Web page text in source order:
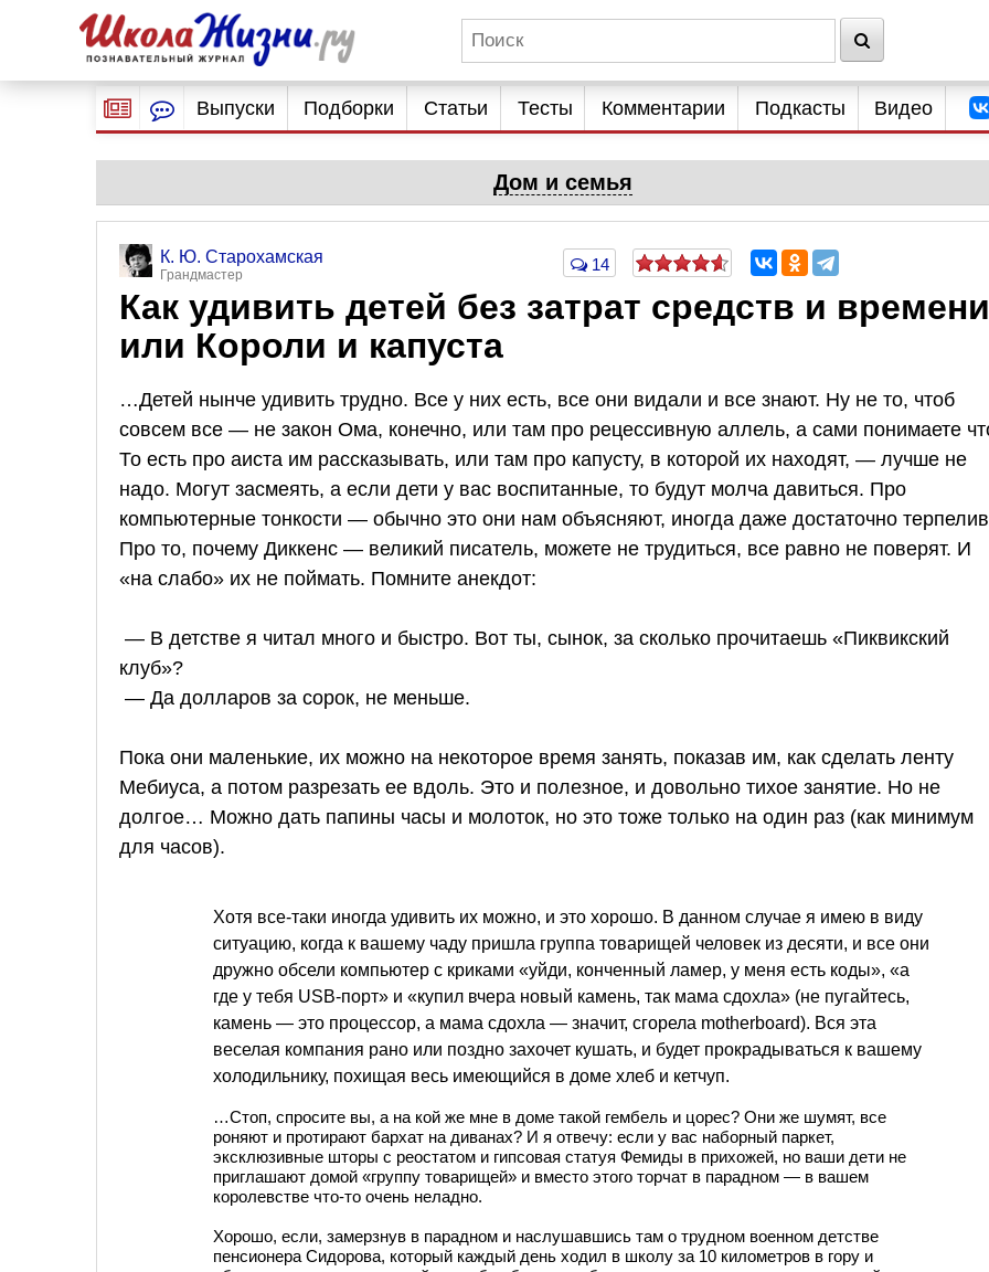
Выпуски Подборки Статьи Тесты Комментарии Подкасты Видео
Дом и семья
К. Ю. Старохамская
Грандмастер
14
Как удивить детей без затрат средств и
или Короли и капуста
…Детей нынче удивить трудно. Все у них есть, все они видали и все знают. Ну не то, чтоб
совсем все — не закон Ома, конечно, или там про рецессивную аллель, а сами понимаете
То есть про аиста им рассказывать, или там про капусту, в которой их находят, — лучше не
надо. Могут засмеять, а если дети у вас воспитанные, то будут молча давиться. Про
компьютерные тонкости — обычно это они нам объясняют, иногда даже достаточно
Про то, почему Диккенс — великий писатель, можете не трудиться, все равно не поверят. И
«на слабо» их не поймать. Помните анекдот:
— В детстве я читал много и быстро. Вот ты, сынок, за сколько прочитаешь «Пиквикский
клуб»?
— Да долларов за сорок, не меньше.
Пока они маленькие, их можно на некоторое время занять, показав им, как сделать ленту
Мебиуса, а потом разрезать ее вдоль. Это и полезное, и довольно тихое занятие. Но не
долгое… Можно дать папины часы и молоток, но это тоже только на один раз (как минимум
для часов).
Хотя все-таки иногда удивить их можно, и это хорошо. В данном случае я имею в виду
ситуацию, когда к вашему чаду пришла группа товарищей человек из десяти, и все они
дружно обсели компьютер с криками «уйди, конченный ламер, у меня есть коды», «а
где у тебя USB-порт» и «купил вчера новый камень, так мама сдохла» (не пугайтесь,
камень — это процессор, а мама сдохла — значит, сгорела motherboard). Вся эта
веселая компания рано или поздно захочет кушать, и будет прокрадываться к вашему
холодильнику, похищая весь имеющийся в доме хлеб и кетчуп.
…Стоп, спросите вы, а на кой же мне в доме такой гембель и цорес? Они же шумят, все
роняют и протирают бархат на диванах? И я отвечу: если у вас наборный паркет,
эксклюзивные шторы с реостатом и гипсовая статуя Фемиды в прихожей, но ваши дети не
приглашают домой «группу товарищей» и вместо этого торчат в парадном — в вашем
королевстве что-то очень неладно.
Хорошо, если, замерзнув в парадном и наслушавшись там о трудном военном детстве
пенсионера Сидорова, который каждый день ходил в школу за 10 километров в гору и